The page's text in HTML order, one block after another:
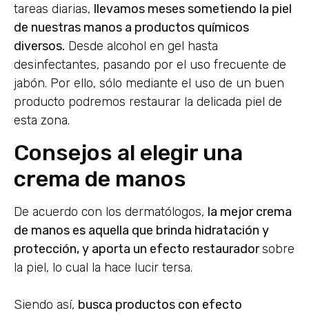
tareas diarias, llevamos meses sometiendo la piel
de nuestras manos a productos químicos
diversos. Desde alcohol en gel hasta
desinfectantes, pasando por el uso frecuente de
jabón. Por ello, sólo mediante el uso de un buen
producto podremos restaurar la delicada piel de
esta zona.
Consejos al elegir una
crema de manos
De acuerdo con los dermatólogos, la mejor crema
de manos es aquella que brinda hidratación y
protección, y aporta un efecto restauradorsobre
la piel, lo cual la hace lucir tersa.
Siendo así, busca productos con efecto